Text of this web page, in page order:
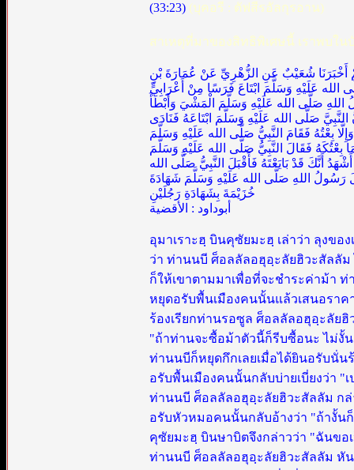
(33:23) (บุคอรี : ตัฟสีรอัลกุรอาน)
สาเหตุที่มาของสิทธิพิเศษนี้ เราพบใ
أَخْبَرَنَا شُعَيْبٌ عَنِ الزُّهْرِيِّ عَنْ عُمَارَةَ بْنِ
عَلَيْهِ وَسَلَّمَ ابْتَاعَ فَرَسًا مِنْ أَعْرَابِيٍّ
صَلَّى الله عَلَيْهِ وَسَلَّمَ الْمَشْيَ وَأَبْطَأَ
صَلَّى الله عَلَيْهِ وَسَلَّمَ ابْتَاعَهُ فَنَادَى
بِعْتُهُ فَقَامَ النَّبِيُّ صَلَّى الله عَلَيْهِ وَسَلَّمَ
بِعْتُكَهُ فَقَالَ النَّبِيُّ صَلَّى الله عَلَيْهِ وَسَلَّمَ
أَنَّكَ قَدْ بَايَعْتَهُ فَأَقْبَلَ النَّبِيُّ صَلَّى الله
اللهِ صَلَّى الله عَلَيْهِ وَسَلَّمَ شَهَادَةَ
خُزَيْمَةَ بِشَهَادَةِ رَجُلَيْنِ
أبوداود : الأقضية
อุมาเราะฮฺ บินคุซัยมะฮฺ เล่าว่า ลุงขอ
ว่า ท่านนบี ศ็อลลัลอฮุอฺะลัยฮิวะสัลลั
ก็ให้เขาตามมาเพื่อที่จะชำระค่าม้า
หยุดอรับพื้นเมืองคนนั้นแล้วเสนอรา
ร้องเรียกท่านรอซูล ศ็อลลัลอฮุอฺะลัยฮิ
"ถ้าท่านจะซื้อม้าตัวนี้ก็รีบซื้อนะ ไม่งั้
ท่านนบีก็หยุดกึกเลยเมื่อได้ยินอรับนั่น
อรับพื้นเมืองคนนั้นกลับบ่ายเบี่ยงว่า "
ท่านนบี ศ็อลลัลอฮุอฺะลัยฮิวะสัลลัม ก
อรับหัวหมอคนนั้นกลับอ้างว่า "ถ้างั้น
คุซัยมะฮฺ บินษาบิตจึงกล่าวว่า "ฉันข
ท่านนบี ศ็อลลัลอฮุอฺะลัยฮิวะสัลลัม หั